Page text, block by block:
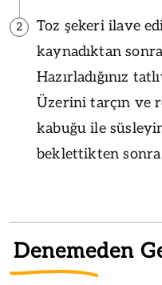
2
Toz şekeri ilave
kaynadıktan sonra
Hazırladığınız
Üzerini tarçın ve
kabuğu ile
beklettikten sonra
Denemeden